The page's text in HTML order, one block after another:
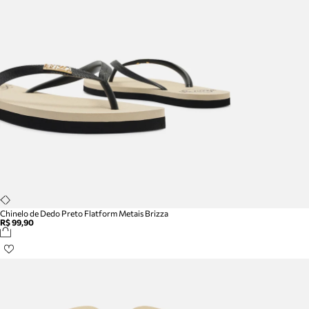
Chinelo de Dedo Preto Flatform Metais Brizza
R$ 99,90